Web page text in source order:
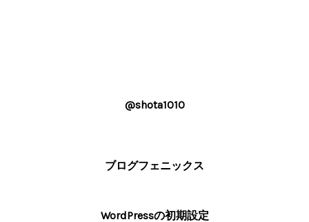
@shota1010
ブログフェニックス
WordPressの初期設定